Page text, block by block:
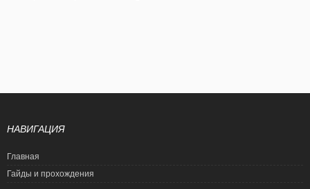
НАВИГАЦИЯ
Главная
Гайды и прохождения